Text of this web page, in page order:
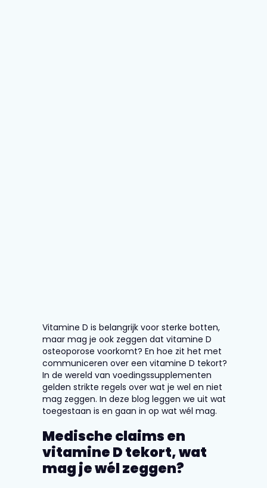
Vitamine D is belangrijk voor sterke botten,
maar mag je ook zeggen dat vitamine D
osteoporose voorkomt? En hoe zit het met
communiceren over een vitamine D tekort?
In de wereld van voedingssupplementen
gelden strikte regels over wat je wel en niet
mag zeggen. In deze blog leggen we uit wat
toegestaan is en gaan in op wat wél mag.
Medische claims en
vitamine D tekort, wat
mag je wél zeggen?